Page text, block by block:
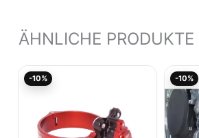
ÄHNLICHE PRODUKTE
-10% -10%